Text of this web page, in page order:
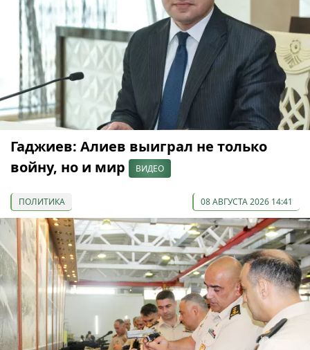
Гаджиев: Алиев выиграл не только
войну, но и мир
ВИДЕО
ПОЛИТИКА 08 АВГУСТА 2026 14:41